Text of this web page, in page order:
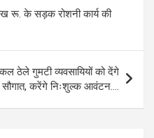
n
k
रू. के सड़क रोशनी कार्य की
ठेले गुमटी व्यवसायियों को देंगे
सौगात, करेंगे निःशुल्क आवंटन….